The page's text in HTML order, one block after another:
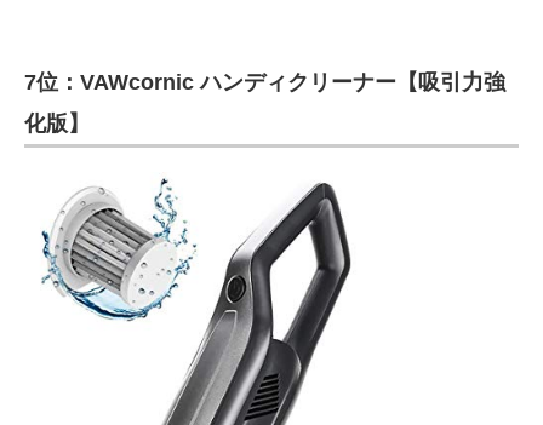
7位：VAWcornic ハンディクリーナー【吸引力強
化版】